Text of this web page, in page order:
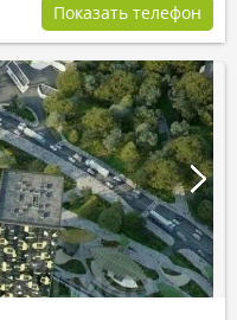
Показать телефон